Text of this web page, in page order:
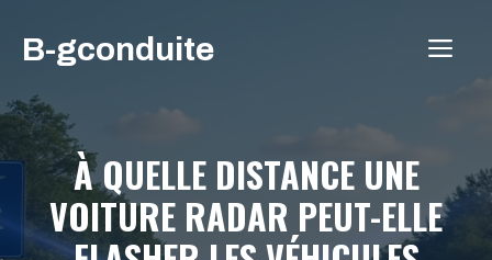
contenu
B-gconduite
À QUELLE DISTANCE UNE
VOITURE RADAR PEUT-ELLE